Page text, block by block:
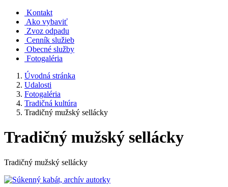
Kontakt
Ako vybaviť
Zvoz odpadu
Cenník služieb
Obecné služby
Fotogaléria
Úvodná stránka
Udalosti
Fotogaléria
Tradičná kultúra
Tradičný mužský sellácky
Tradičný mužský sellácky
Tradičný mužský sellácky